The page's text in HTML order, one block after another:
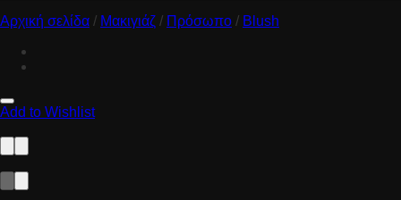
Αρχική σελίδα / Μακιγιάζ / Πρόσωπο / Blush
Add to Wishlist